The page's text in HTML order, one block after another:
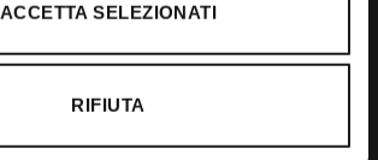
ACCETTA SELEZIONATI
RIFIUTA